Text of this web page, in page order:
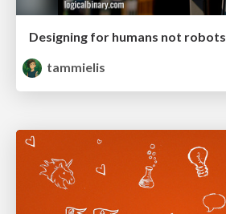
Designing for humans not robots
tammielis